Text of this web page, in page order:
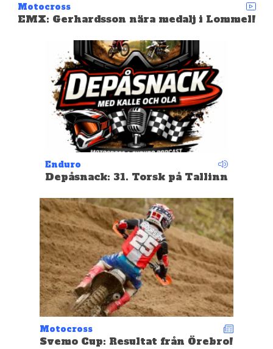
Motocross
EMX: Gerhardsson nära medalj i Lommel!
Enduro
Depåsnack: 31. Torsk på Tallinn
Motocross
Svemo Cup: Resultat från Örebro!